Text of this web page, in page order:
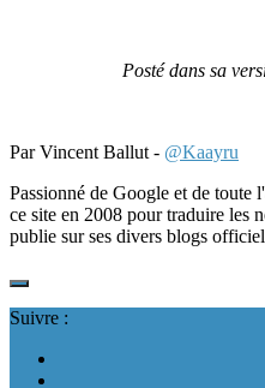
Posté dans sa
Par Vincent Ballut - @Kaayru
Passionné de Google et de toute
ce site en 2008 pour traduire les
publie sur ses divers blogs
Suivre :